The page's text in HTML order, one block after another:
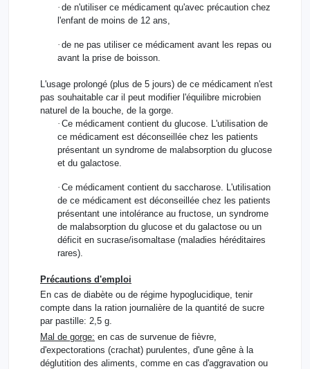
· de n'utiliser ce médicament qu'avec précaution chez
l'enfant de moins de 12 ans,
· de ne pas utiliser ce médicament avant les repas ou
avant la prise de boisson.
L'usage prolongé (plus de 5 jours) de ce médicament n'est
pas souhaitable car il peut modifier l'équilibre microbien
naturel de la bouche, de la gorge.
· Ce médicament contient du glucose. L'utilisation de
ce médicament est déconseillée chez les patients
présentant un syndrome de malabsorption du glucose
et du galactose.
· Ce médicament contient du saccharose. L'utilisation
de ce médicament est déconseillée chez les patients
présentant une intolérance au fructose, un syndrome
de malabsorption du glucose et du galactose ou un
déficit en sucrase/isomaltase (maladies héréditaires
rares).
Précautions d'emploi
En cas de diabète ou de régime hypoglucidique, tenir
compte dans la ration journalière de la quantité de sucre
par pastille: 2,5 g.
Mal de gorge: en cas de survenue de fièvre,
d'expectorations (crachat) purulentes, d'une gêne à la
déglutition des aliments, comme en cas d'aggravation ou